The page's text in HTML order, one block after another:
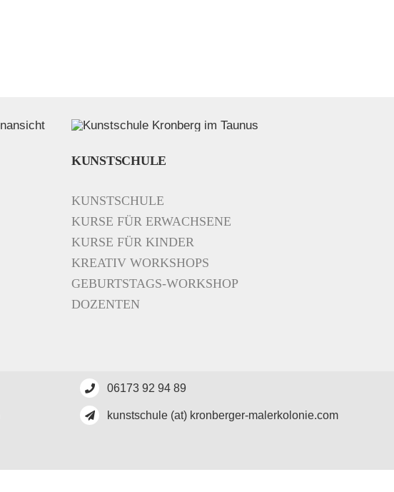
KUNSTSCHULE
KUNSTSCHULE
KURSE FÜR ERWACHSENE
KURSE FÜR KINDER
KREATIV WORKSHOPS
GEBURTSTAGS-WORKSHOP
DOZENTEN
06173 92 94 89
kunstschule (at) kronberger-malerkolonie.com